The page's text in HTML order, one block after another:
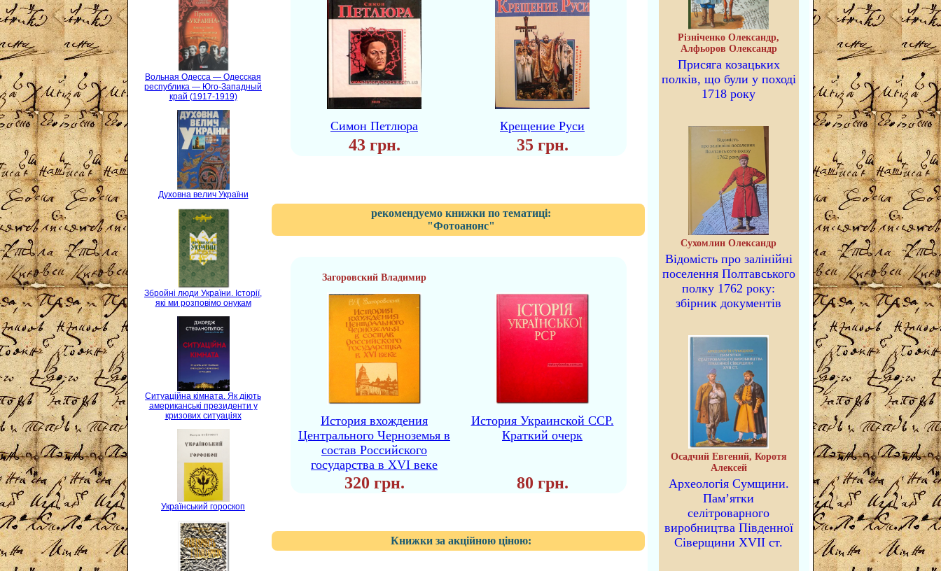
Вольная Одесса — Одесская
республика — Юго-Западный
край (1917-1919)
Духовна велич України
Збройні люди України. Історії,
які ми розповімо онукам
Ситуаційна кімната. Як діють
американські президенти у
кризових ситуаціях
Український гороскоп
Симон Петлюра Крещение Руси
43 грн. 35 грн.
рекомендуемо книжки по тематиці:
"Фотоанонс"
Загоровский Владимир
История вхождения
Центрального Черноземья в
состав Российского
государства в XVI веке
История Украинской ССР.
Краткий очерк
320 грн. 80 грн.
Книжки за акційною ціною:
Різніченко Олександр,
Алфьоров Олександр
Присяга козацьких
полків, що були у поході
1718 року
Сухомлин Олександр
Відомість про залінійні
поселення Полтавського
полку 1762 року:
збірник документів
Осадчий Евгений, Коротя
Алексей
Археологія Сумщини.
Пам’ятки
селітроварного
виробництва Південної
Сіверщини XVII ст.